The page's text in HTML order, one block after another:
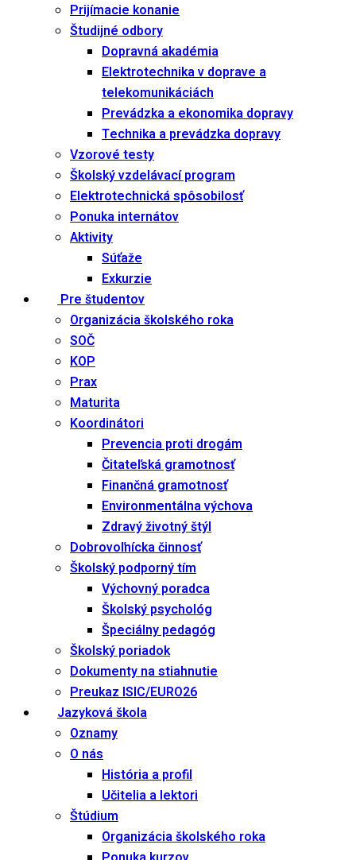
Prijímacie konanie
Študijné odbory
Dopravná akadémia
Elektrotechnika v doprave a
telekomunikáciách
Prevádzka a ekonomika dopravy
Technika a prevádzka dopravy
Vzorové testy
Školský vzdelávací program
Elektrotechnická spôsobilosť
Ponuka internátov
Aktivity
Súťaže
Exkurzie
Pre študentov
Organizácia školského roka
SOČ
KOP
Prax
Maturita
Koordinátori
Prevencia proti drogám
Čitateľská gramotnosť
Finančná gramotnosť
Environmentálna výchova
Zdravý životný štýl
Dobrovoľnícka činnosť
Školský podporný tím
Výchovný poradca
Školský psychológ
Špeciálny pedagóg
Školský poriadok
Dokumenty na stiahnutie
Preukaz ISIC/EURO26
Jazyková škola
Oznamy
O nás
História a profil
Učitelia a lektori
Štúdium
Organizácia školského roka